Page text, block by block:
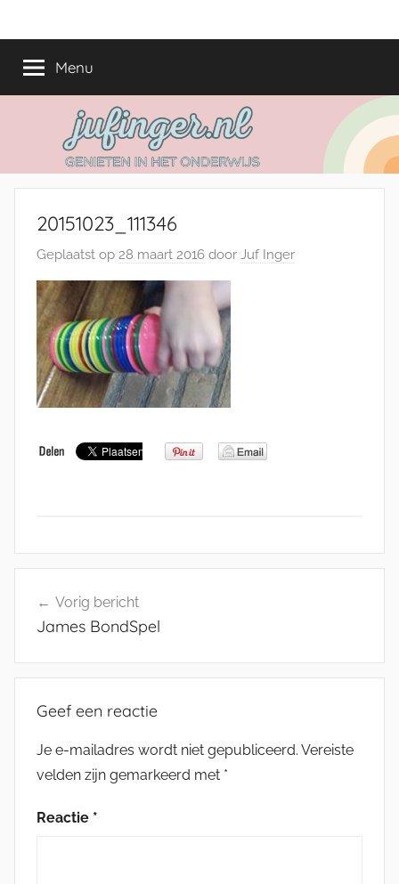
naarjufinger.nl
het
onderwijs
Menu
20151023_111346
Geplaatst op 28 maart 2016 door Juf Inger
navigatie
Vorig bericht
James BondSpel
Geef een reactie
Je e-mailadres wordt niet gepubliceerd. Vereiste
velden zijn gemarkeerd met *
Reactie *